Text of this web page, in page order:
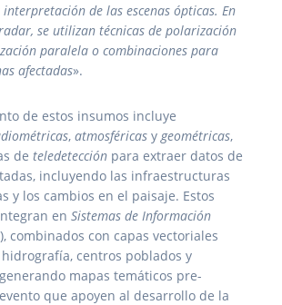
de las escenas ópticas. En
se utilizan técnicas de polarización
paralela o combinaciones para
afectadas».
de estos insumos incluye
, atmosféricas y geométricas,
de teledetección para extraer datos de
incluyendo las infraestructuras
y los cambios en el paisaje. Estos
en Sistemas de Información
), combinados con capas vectoriales
centros poblados y
mapas temáticos pre-
que apoyen al desarrollo de la